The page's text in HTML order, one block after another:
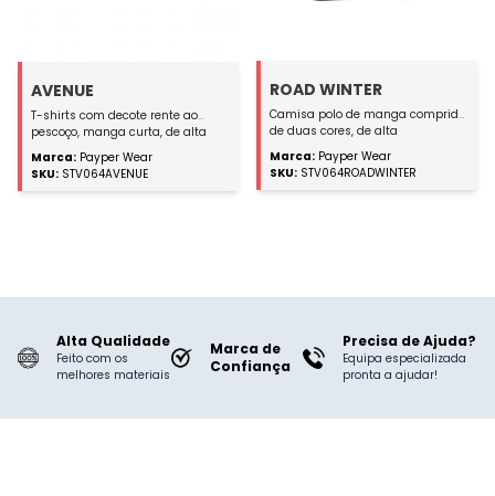
AVENUE
T-shirts com decote rente ao
pescoço, manga curta, de alta
costuras da gola tapadas.
Marca: Payper Wear
SKU: STV064AVENUE
ROAD WINTER
Camisa polo de manga comprida,
de duas cores, de alta
de canelado elástico e costuras
cobertas. Aberturas laterais.
como maior durabilidade.
Marca: Payper Wear
SKU: STV064ROADWINTER
Alta Qualidade
Feito com os
melhores materiais
Marca de
Confiança
Precisa de Ajuda?
Equipa especializada
pronta a ajudar!